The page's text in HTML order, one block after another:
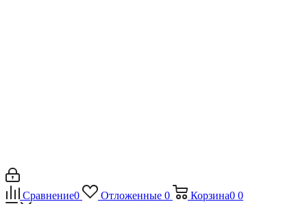
Сравнение0 Отложенные 0 Корзина0 0